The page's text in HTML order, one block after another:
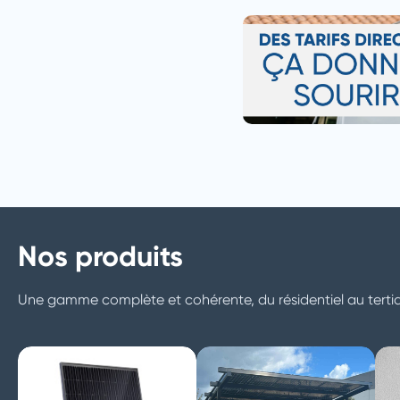
Nos produits
Une gamme complète et cohérente, du résidentiel au